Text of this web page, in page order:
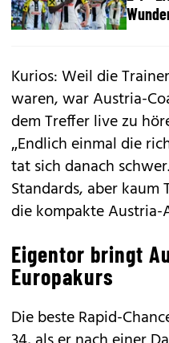
Kurios: Weil die
waren, war Austria-
dem Treffer live zu
„Endlich einmal die
tat sich danach
Standards, aber kaum
die kompakte Austria-
Eigentor bringt
Europakurs
Die beste Rapid-